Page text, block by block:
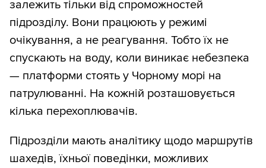
залежить тільки від спроможностей
підрозділу. Вони працюють у режимі
очікування, а не реагування. Тобто їх не
спускають на воду, коли виникає небезпека
— платформи стоять у Чорному морі на
патрулюванні. На кожній розташовується
кілька перехоплювачів.
Підрозділи мають аналітику щодо маршрутів
шахедів, їхньої поведінки, можливих